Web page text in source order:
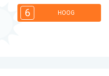
6 HOOG